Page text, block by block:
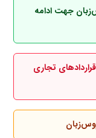
جهت ادامه
تجاری